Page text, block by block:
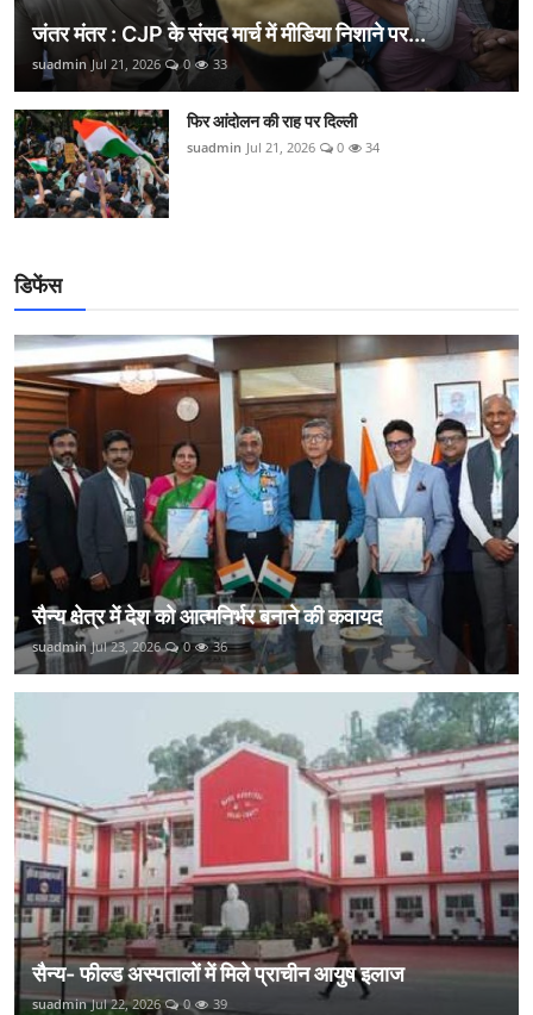
जंतर मंतर : CJP के संसद मार्च में मीडिया निशाने पर...
suadmin Jul 21, 2026 0 33
फिर आंदोलन की राह पर दिल्ली
suadmin Jul 21, 2026 0 34
डिफेंस
सैन्य क्षेत्र में देश को आत्मनिर्भर बनाने की कवायद
suadmin Jul 23, 2026 0 36
सैन्य- फील्ड अस्पतालों में मिले प्राचीन आयुष इलाज
suadmin Jul 22, 2026 0 39